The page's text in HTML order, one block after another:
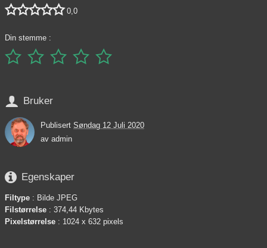
 0,0
Din stemme :
    
 Bruker
Publisert Søndag 12 Juli 2020
av admin
 Egenskaper
Filtype : Bilde JPEG
Filstørrelse : 374,44 Kbytes
Pixelstørrelse : 1024 x 632 pixels